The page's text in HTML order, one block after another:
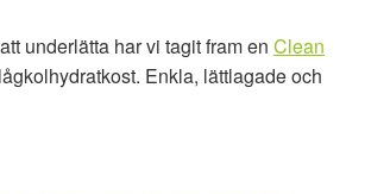
underlätta har vi tagit fram en Clean
Enkla, lättlagade och